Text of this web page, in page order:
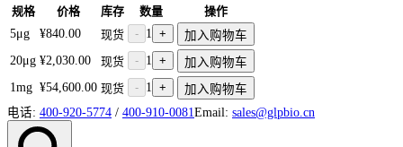
规格 价格 库存 数量
操作
5μg
¥840.00 现货 - 1 +
加入购物车
20μg ¥2,030.00 现货 - 1 +
加入购物车
1mg ¥54,600.00 现货 - 1 +
加入购物车
电话: 400-920-5774 / 400-910-0081 Email: sales@glpbio.cn